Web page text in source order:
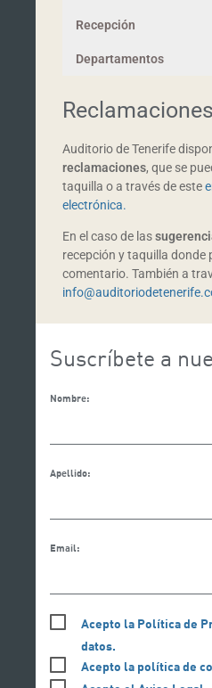
Recepción
Departamentos
Auditorio de Tenerife
reclamaciones, que se
taquilla o a través de este
electrónica.
En el caso de las
recepción y taquilla donde
comentario. También a
Suscríbete a
Nombre:
Apellido:
Email:
Acepto la Política de
datos.
Acepto la política de